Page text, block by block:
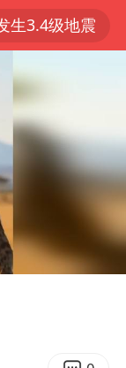
生3.4级地震
查
贯穿浙江
市民书》
年后重逢
00:52